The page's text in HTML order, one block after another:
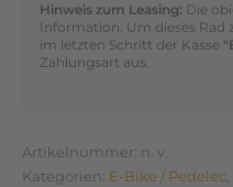
Hinweis zum Leasing: Die
Information. Um dieses Rad
im letzten Schritt der Kasse
Zahlungsart aus.
Artikelnummer: n. v.
Kategorien: E-Bike / Pedelec,